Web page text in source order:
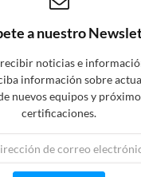
DE DATOS
TESTING
&
a nuestro
noticias e
información sobre
nuevos equipos y
certificaciones.